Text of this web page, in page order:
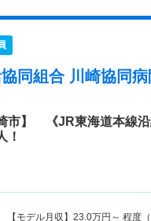
同組合 川崎協同
市】 《JR東海道本線
！
【モデル月収】 23.0万円～ 程度